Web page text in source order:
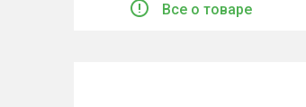
Все о товаре